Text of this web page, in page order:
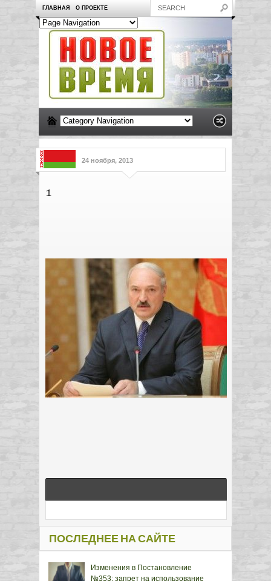
ГЛАВНАЯ О ПРОЕКТЕ
24 ноября, 2013
1
ПОСЛЕДНЕЕ НА САЙТЕ
Изменения в Постановление
№353: запрет на использование